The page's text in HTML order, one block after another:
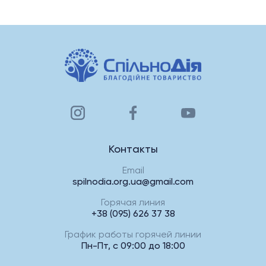
Контакты
Email
spilnodia.org.ua@gmail.com
Горячая линия
+38 (095) 626 37 38
График работы горячей линии
Пн-Пт, с 09:00 до 18:00